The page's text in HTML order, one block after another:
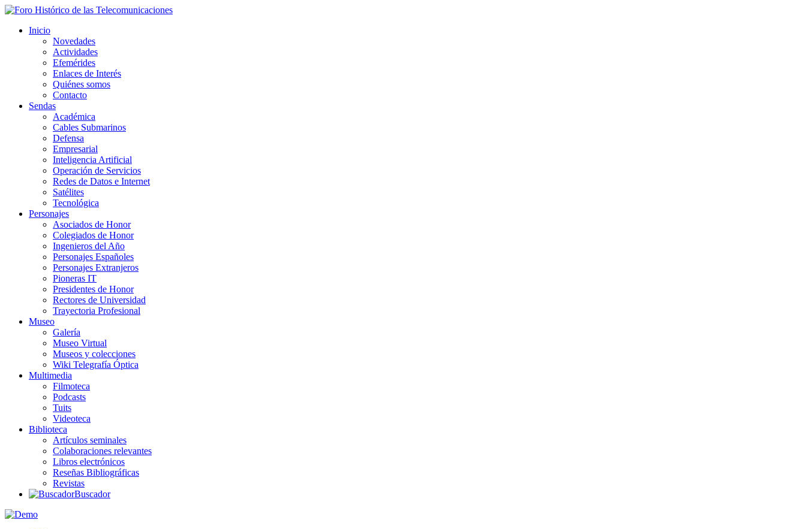
Inicio
Novedades
Actividades
Efemérides
Enlaces de Interés
Quiénes somos
Contacto
Sendas
Académica
Cables Submarinos
Defensa
Empresarial
Inteligencia Artificial
Operación de Servicios
Redes de Datos e Internet
Satélites
Tecnológica
Personajes
Asociados de Honor
Colegiados de Honor
Ingenieros del Año
Personajes Españoles
Personajes Extranjeros
Pioneras IT
Presidentes de Honor
Rectores de Universidad
Trayectoria Profesional
Museo
Galería
Museo Virtual
Museos y colecciones
Wiki Telegrafía Óptica
Multimedia
Filmoteca
Podcasts
Tuits
Videoteca
Biblioteca
Artículos seminales
Colaboraciones relevantes
Libros electrónicos
Reseñas Bibliográficas
Revistas
Buscador